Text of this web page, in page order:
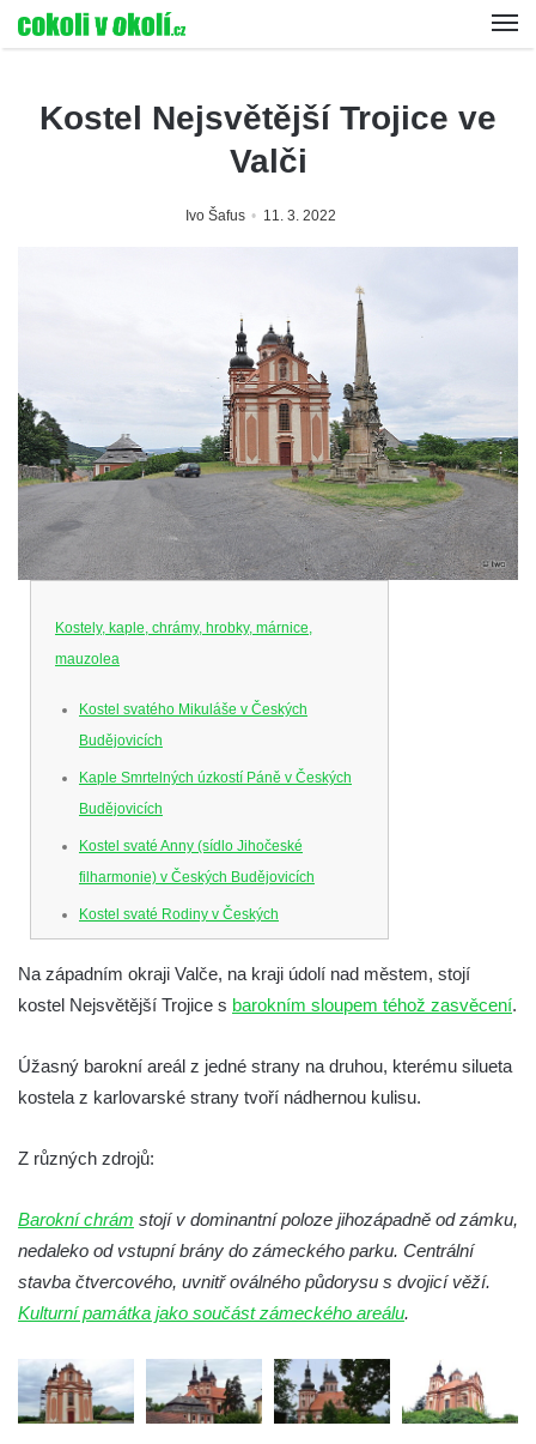
Kostel Nejsvětější Trojice ve
Valči
Ivo Šafus 11. 3. 2022
Kostely, kaple, chrámy, hrobky, márnice,
mauzolea
Kostel svatého Mikuláše v Českých
Budějovicích
Kaple Smrtelných úzkostí Páně v Českých
Budějovicích
Kostel svaté Anny (sídlo Jihočeské
filharmonie) v Českých Budějovicích
Kostel svaté Rodiny v Českých
Budějovicích
Kostel Obětování Panny Marie u kláštera
dominikánů v Českých Budějovicích
Kaple na křižovatce ulic Budějovická a
Bývalý kostel svatých Filipa a Jakuba na
Kaple na hřbitově ve Velešíně
Márnice na hřbitově ve Velešíně
Kostel svatého Ducha v poutním areálu
Římov
Na západním okraji Valče, na kraji údolí nad městem, stojí
kostel Nejsvětější Trojice s barokním sloupem téhož zasvěcení.
Úžasný barokní areál z jedné strany na druhou, kterému silueta
kostela z karlovarské strany tvoří nádhernou kulisu.
Z různých zdrojů:
Barokní chrám stojí v dominantní poloze jihozápadně od zámku,
nedaleko od vstupní brány do zámeckého parku. Centrální
stavba čtvercového, uvnitř oválného půdorysu s dvojicí věží.
Kulturní památka jako součást zámeckého areálu.